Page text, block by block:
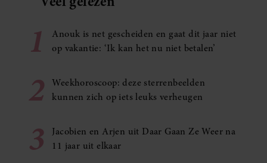
1
Anouk is net gescheiden en gaat dit jaar niet
op vakantie: ‘Ik kan het nu niet betalen’
2
Weekhoroscoop: deze sterrenbeelden
kunnen zich op iets leuks verheugen
3
Jacobien en Arjen uit Daar Gaan Ze Weer na
11 jaar uit elkaar